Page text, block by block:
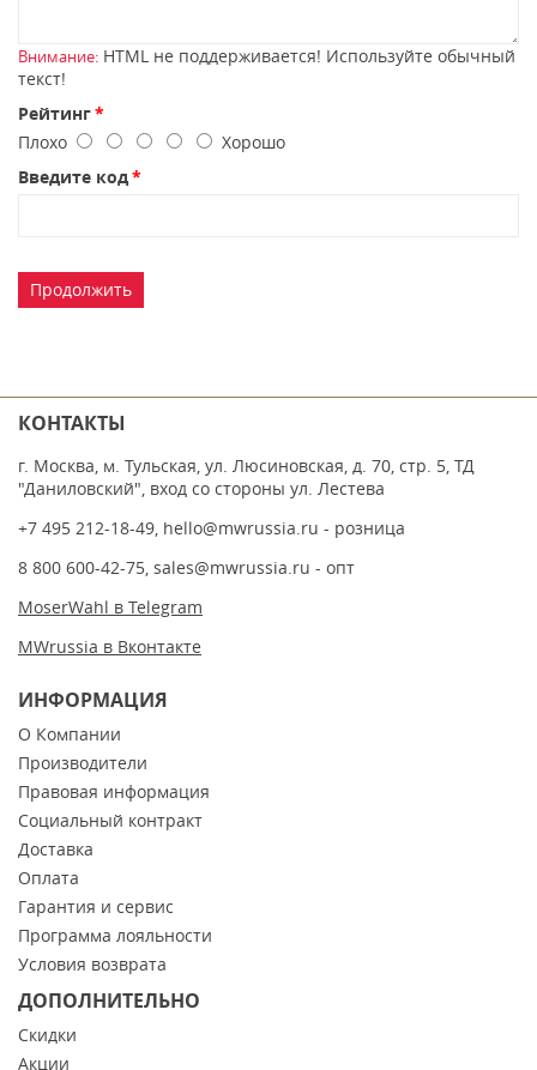
Внимание: HTML не поддерживается! Используйте обычный
текст!
Рейтинг
Плохо
Хорошо
Введите код
Продолжить
КОНТАКТЫ
г. Москва, м. Тульская, ул. Люсиновская, д. 70, стр. 5, ТД
"Даниловский", вход со стороны ул. Лестева
+7 495 212-18-49, hello@mwrussia.ru - розница
8 800 600-42-75, sales@mwrussia.ru - опт
MoserWahl в Telegram
MWrussia в Вконтакте
ИНФОРМАЦИЯ
О Компании
Производители
Правовая информация
Социальный контракт
Доставка
Оплата
Гарантия и сервис
Программа лояльности
Условия возврата
ДОПОЛНИТЕЛЬНО
Скидки
Акции